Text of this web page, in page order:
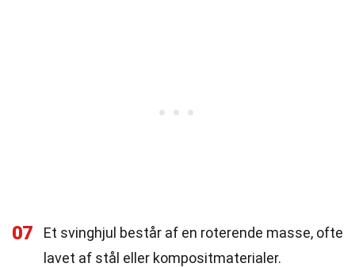
07
Et svinghjul består af en roterende masse, ofte
lavet af stål eller kompositmaterialer.